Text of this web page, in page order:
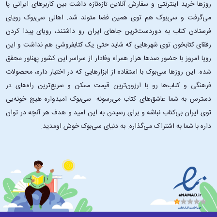
تکاملی حیوانات، استرس روانیِ پایدار اختراع مدرنی است که به طور عمده به
انسان و سایر نخستی‌های اجتماعی محدود می‌شود. ما قادریم هیجانات بسیار
شدیدی را تجربه کنیم که صرفاً محدود به افکارمان هستند (و غوغایی در
درونمان راه می‌اندازند). دو نفر می‌توانند روبه‌روی هم بنشینند و گاهی تنها
قطعه‌هایی چوبی را حرکت دهند. این حرکت ساده می‌تواند مقدمۀ رویدادی
به‌شدت هیجانی باشد؛ استادان بزرگ شطرنج، در طول مسابقات خود، می‌توانند
نیازهای متابولیکی بر بدن خود اعمال کنند که تفاوت چندانی با ورزشکاران
حرفه‌ای در اوج یک رویداد رقابتی ندارد. یا شاید امضا کردن یک تکه کاغذ
یکی از هیجان‌انگیزترین رویدادهای زندگی یک فرد باشد؛ اگر این فرد به‌تازگی
دستور اخراج یک رقیب منفور را پس از ماه‌ها توطئه و برنامه‌ریزی امضا کرده
باشد، پاسخ‌های فیزیولوژیکی او ممکن است به طور تکان‌دهنده‌ای شبیه به
«در این چارچوب گسترده، یک عامل استرس‌زا را می‌توان به صورت هر چیزی
تعریف کرد که بدن شما را از تعادل آلوستاتیک خارج می‌کند و تلاش بدن شما
برای بازگرداندن آلوستاز پاسخ بدن به استرس است؛ ترشح برخی هورمون‌ها،
مهار برخی دیگر، فعال شدن بخشی‌های خاصی از سیستم عصبی و غیره. صرف
روزها خرید اینترنتی و سفارش آنلاین تازه‌تازه داشت بین کاربرهای ایرانی پا
می‌گرفت و سی‌بوک هم توی همین فضا متولد شد. اهالی سی‌بوک رویای
فرستادن کتاب به دوردست‌ترین جاهای ایران رو داشتند، رویای پیدا کردن
رفقای کتابخون توی شهرهایی که شاید حتی یک کتابفروشی هم نداشت و این
رویا امروز با حضور صدها هزار همراه وفادار از سراسر این کشور پهناور محقق
شده. این ‌روزها سی‌بوک با استفاده از ابزارهایی که در اختیار داره، محصولات
فرهنگی و کتاب‌ها رو با ارزون‌ترین قیمت ممکن و سریع‌ترین راه‌های در
دسترس به شما عاشق‌های کتاب می‌رسونه. سی‌بوک امیدواره هیچ خونه‌یی
توی ایران بی‌کتاب نباشه و برای رسیدن به این امید و هدف هر آنچه در توان
داره با شما به اشتراک می‌گذاره. به دنیای سی‌بوک خوش اومدید.